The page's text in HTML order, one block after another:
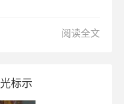
阅读全文
标示